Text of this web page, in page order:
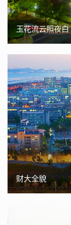
玉花流云照夜白
财大全貌